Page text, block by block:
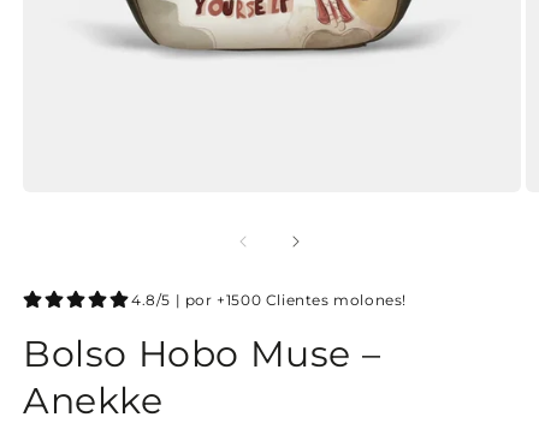
4.8/5 | por +1500 Clientes molones!
Bolso Hobo Muse –
Anekke